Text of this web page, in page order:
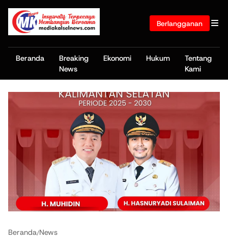
Berlangganan
Beranda
Breaking
News
Ekonomi Hukum
Tentang
Kami
Beranda/News